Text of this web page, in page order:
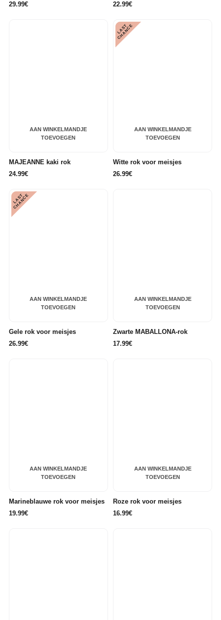
29.99€
22.99€
AAN WINKELMANDJE
TOEVOEGEN
MAJEANNE kaki rok
24.99€
AAN WINKELMANDJE
TOEVOEGEN
L
A
S
T
C
H
A
N
C
E
Witte rok voor meisjes
26.99€
AAN WINKELMANDJE
TOEVOEGEN
L
A
S
T
C
H
A
N
C
E
Gele rok voor meisjes
26.99€
AAN WINKELMANDJE
TOEVOEGEN
Zwarte MABALLONA-rok
17.99€
AAN WINKELMANDJE
TOEVOEGEN
Marineblauwe rok voor meisjes
19.99€
AAN WINKELMANDJE
TOEVOEGEN
Roze rok voor meisjes
16.99€